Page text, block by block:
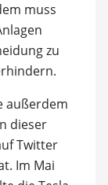
muss
zu
außerdem
dieser
Twitter
Im Mai